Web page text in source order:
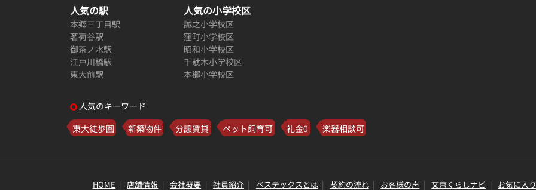
人気の駅
本郷三丁目駅
茗荷谷駅
御茶ノ水駅
江戸川橋駅
東大前駅
人気の小学校区
誠之小学校区
窪町小学校区
昭和小学校区
千駄木小学校区
本郷小学校区
人気のキーワード
東大徒歩圏
新築物件 分譲賃貸 ペット飼育可 礼金0 楽器相談可
HOME 店舗情報 会社概要 社員紹介 ベステックスとは 契約の流れ お客様の声 文京くらしナビ お気に入